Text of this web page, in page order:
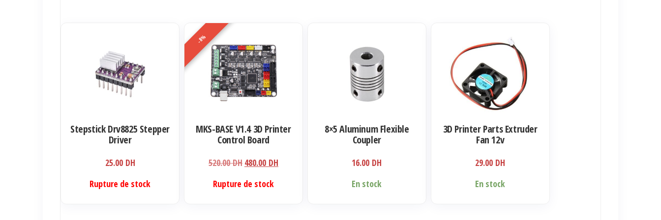
Stepstick Drv8825 Stepper
Driver
25.00 DH
Rupture de stock
-8%
MKS-BASE V1.4 3D Printer
Control Board
520.00DH Le
initial
480.00 DHLe
Rupture de stock
8×5 Aluminum Flexible
Coupler
16.00 DH
En stock
3D Printer Parts Extruder
Fan 12v
29.00 DH
plusieurs
variations.
peuvent
En stock